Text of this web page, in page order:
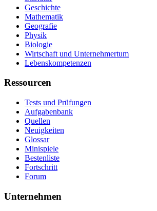
Geschichte
Mathematik
Geografie
Physik
Biologie
Wirtschaft und Unternehmertum
Lebenskompetenzen
Ressourcen
Tests und Prüfungen
Aufgabenbank
Quellen
Neuigkeiten
Glossar
Minispiele
Bestenliste
Fortschritt
Forum
Unternehmen